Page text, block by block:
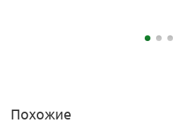
Похожие